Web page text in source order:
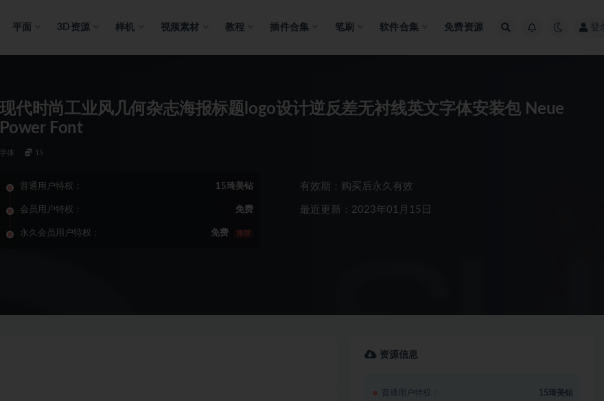
平面 3D资源 样机 视频素材 教程 插件合集 笔刷 软件合集 免费资源 登
现代时尚工业风几何杂志海报标题logo设计逆反差无衬线英文字体安装包 Neue
Power Font
字体 15
普通用户特权： 15琦美钻
会员用户特权： 免费
永久会员用户特权： 免费 推荐
有效期：购买后永久有效
最近更新：2023年01月15日
资源信息
普通用户特权： 15琦美钻